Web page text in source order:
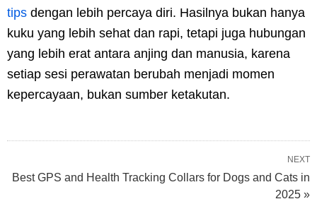
tips dengan lebih percaya diri. Hasilnya bukan hanya
kuku yang lebih sehat dan rapi, tetapi juga hubungan
yang lebih erat antara anjing dan manusia, karena
setiap sesi perawatan berubah menjadi momen
kepercayaan, bukan sumber ketakutan.
NEXT
Best GPS and Health Tracking Collars for Dogs and Cats in
2025 »